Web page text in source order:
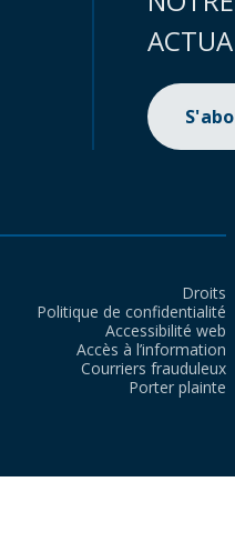
Droits
Politique de confidentialité
Accessibilité web
Accès à l’information
Courriers frauduleux
Porter plainte